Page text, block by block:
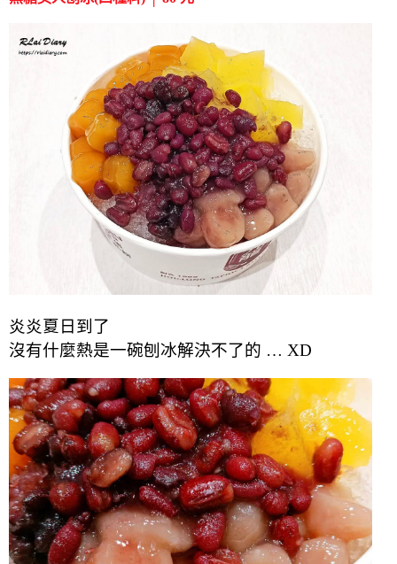
炎炎夏日到了
沒有什麼熱是一碗刨冰解決不了的 … XD